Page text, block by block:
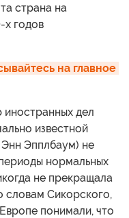
страна на
х годов
на главное
иностранных дел
известной
Эпплбаум) не
нормальных
не прекращала
словам Сикорского,
понимали, что